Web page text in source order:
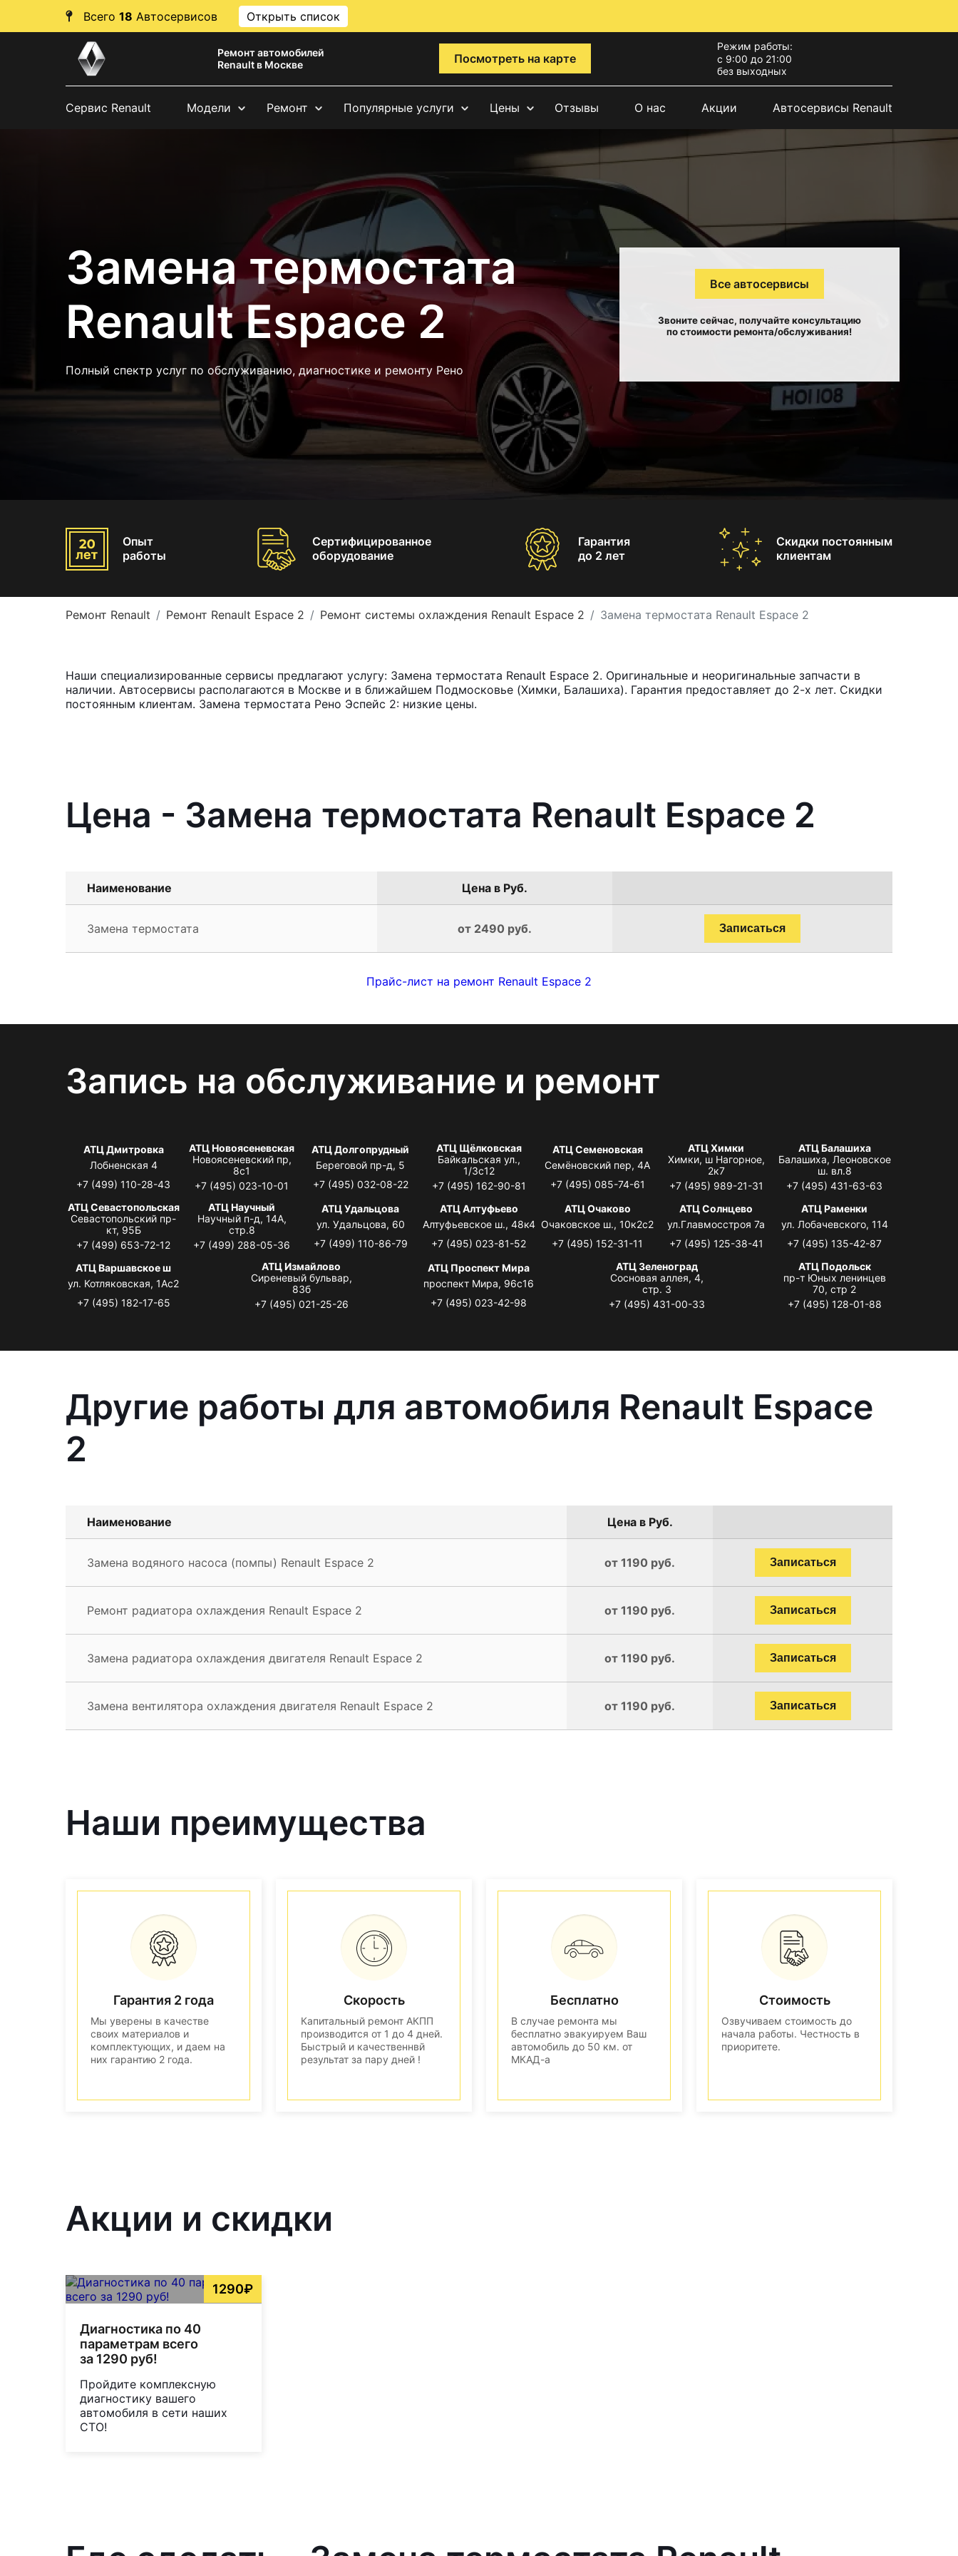
Всего 18 Автосервисов Открыть список
Ремонт автомобилей
Renault в Москве
Посмотреть на карте
Режим работы:
с 9:00 до 21:00
без выходных
Сервис Renault Модели Ремонт Популярные услуги Цены Отзывы О нас Акции Автосервисы Renault
Замена термостата
Renault Espace 2
Полный спектр услуг по обслуживанию, диагностике и ремонту Рено
Все автосервисы
Звоните сейчас, получайте консультацию
по стоимости ремонта/обслуживания!
Опыт
работы
Сертифицированное
оборудование
Гарантия
до 2 лет
Скидки постоянным
клиентам
Ремонт Renault Ремонт Renault Espace 2 Ремонт системы охлаждения Renault Espace 2 Замена термостата Renault Espace 2
Наши специализированные сервисы предлагают услугу: Замена термостата Renault Espace 2. Оригинальные и неоригинальные запчасти в
наличии. Автосервисы располагаются в Москве и в ближайшем Подмосковье (Химки, Балашиха). Гарантия предоставляет до 2-х лет. Скидки
постоянным клиентам. Замена термостата Рено Эспейс 2: низкие цены.
Цена - Замена термостата Renault Espace 2
Наименование Цена в Руб.
Замена термостата от 2490 руб. Записаться
Прайс-лист на ремонт Renault Espace 2
Запись на обслуживание и ремонт
АТЦ Дмитровка
Лобненская 4
+7 (499) 110-28-43
АТЦ Новоясеневская
Новоясеневский пр,
8с1
+7 (495) 023-10-01
АТЦ Долгопрудный
Береговой пр-д, 5
+7 (495) 032-08-22
АТЦ Щёлковская
Байкальская ул.,
1/3с12
+7 (495) 162-90-81
АТЦ Семеновская
Семёновский пер, 4А
+7 (495) 085-74-61
АТЦ Химки
Химки, ш Нагорное,
2к7
+7 (495) 989-21-31
АТЦ Балашиха
Балашиха, Леоновское
ш. вл.8
+7 (495) 431-63-63
АТЦ Севастопольская
Севастопольский пр-
кт, 95Б
+7 (499) 653-72-12
АТЦ Научный
Научный п-д, 14А,
стр.8
+7 (499) 288-05-36
АТЦ Удальцова
ул. Удальцова, 60
+7 (499) 110-86-79
АТЦ Алтуфьево
Алтуфьевское ш., 48к4
+7 (495) 023-81-52
АТЦ Очаково
Очаковское ш., 10к2с2
+7 (495) 152-31-11
АТЦ Солнцево
ул.Главмосстроя 7а
+7 (495) 125-38-41
АТЦ Раменки
ул. Лобачевского, 114
+7 (495) 135-42-87
АТЦ Варшавское ш
ул. Котляковская, 1Ас2
+7 (495) 182-17-65
АТЦ Измайлово
Сиреневый бульвар,
83б
+7 (495) 021-25-26
АТЦ Проспект Мира
проспект Мира, 96с16
+7 (495) 023-42-98
АТЦ Зеленоград
Сосновая аллея, 4,
стр. 3
+7 (495) 431-00-33
АТЦ Подольск
пр-т Юных ленинцев
70, стр 2
+7 (495) 128-01-88
Другие работы для автомобиля Renault Espace
2
Наименование Цена в Руб.
Замена водяного насоса (помпы) Renault Espace 2 от 1190 руб. Записаться
Ремонт радиатора охлаждения Renault Espace 2 от 1190 руб. Записаться
Замена радиатора охлаждения двигателя Renault Espace 2 от 1190 руб. Записаться
Замена вентилятора охлаждения двигателя Renault Espace 2 от 1190 руб. Записаться
Наши преимущества
Гарантия 2 года
Мы уверены в качестве
своих материалов и
комплектующих, и даем на
них гарантию 2 года.
Скорость
Капитальный ремонт АКПП
производится от 1 до 4 дней.
Быстрый и качественнвй
результат за пару дней !
Бесплатно
В случае ремонта мы
бесплатно эвакуируем Ваш
автомобиль до 50 км. от
МКАД-а
Стоимость
Озвучиваем стоимость до
начала работы. Честность в
приоритете.
Акции и скидки
1290₽
Диагностика по 40
параметрам всего
за 1290 руб!
Пройдите комплексную
диагностику вашего
автомобиля в сети наших
СТО!